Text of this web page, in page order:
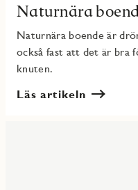
Naturnära
Naturnära boende är
också fast att det är bra
knuten.
Läs artikeln